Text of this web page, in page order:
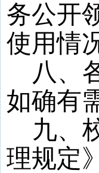
务公开
使用情
八、
如确有
九、
理规定